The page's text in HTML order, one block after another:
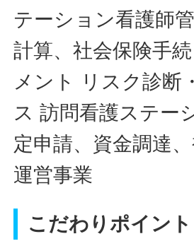
テーション看護師
計算、社会保険手
メント リスク診断
ス 訪問看護ステー
定申請、資金調達
運営事業
こだわりポイント